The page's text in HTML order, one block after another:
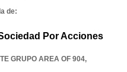
de:
Por Acciones
GRUPO AREA OF 904,